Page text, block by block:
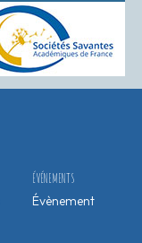
ÉVÉNEMENTS
Évènement